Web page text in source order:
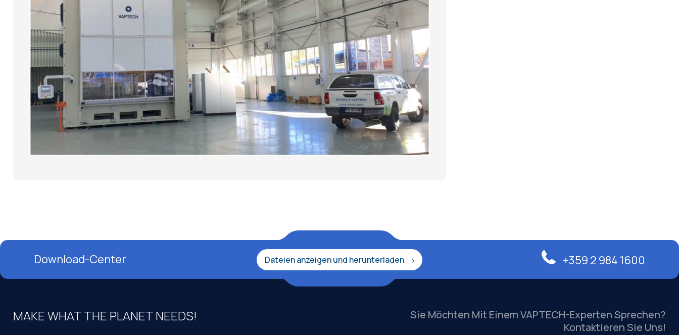
Download-Center Dateien anzeigen und herunterladen +359 2 984 1600
MAKE WHAT THE PLANET NEEDS!
Sie Möchten Mit Einem VAPTECH-Experten Sprechen?
Kontaktieren Sie Uns!